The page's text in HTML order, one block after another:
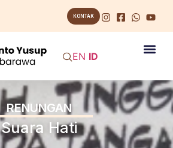
KONTAK
EN ID
RENUNGAN
Suara Hati